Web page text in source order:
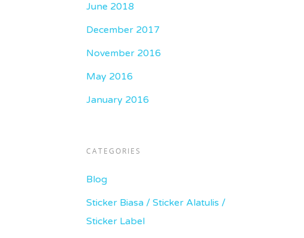
June 2018
December 2017
November 2016
May 2016
January 2016
CATEGORIES
Blog
Sticker Biasa / Sticker Alatulis /
Sticker Label